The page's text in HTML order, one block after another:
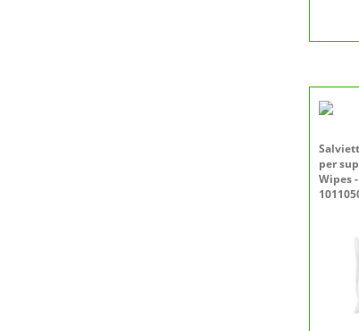
per
Wipes